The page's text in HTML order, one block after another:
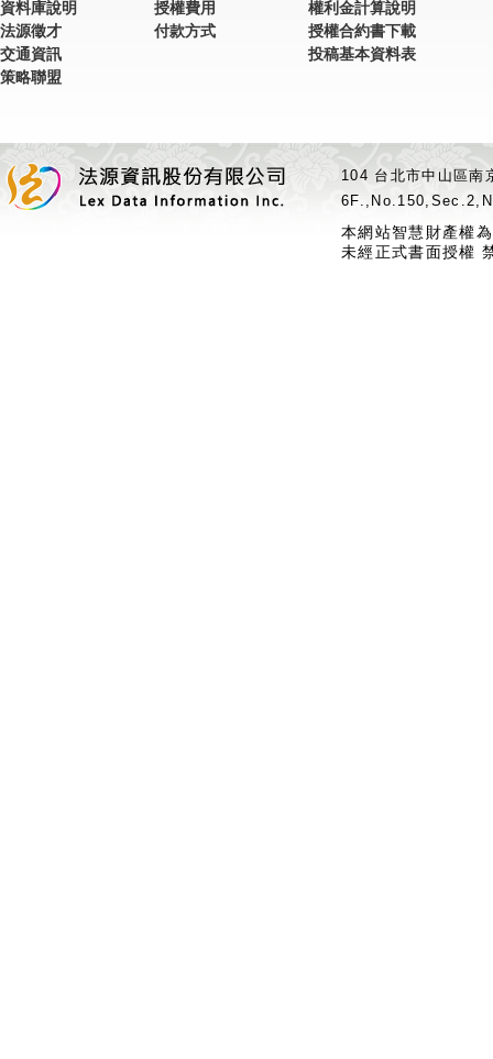
資料庫說明
法源徵才
交通資訊
策略聯盟
授權費用
付款方式
權利金計算說明
授權合約書下載
投稿基本資料表
104 台北市中山區
本網站智慧財產權
未經正式書面授權